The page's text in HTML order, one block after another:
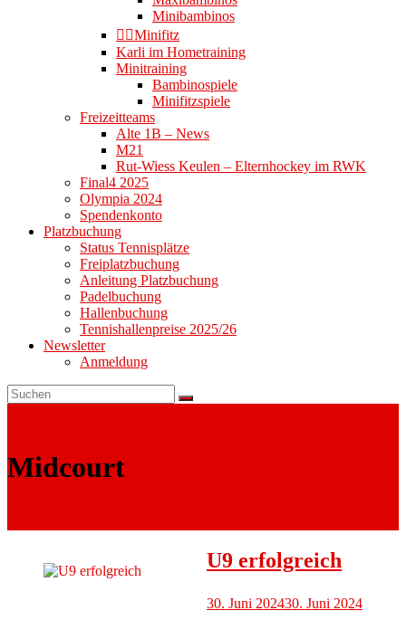
Minibambinos
👉🏻Minifitz
Karli im Hometraining
Minitraining
Bambinospiele
Minifitzspiele
Freizeitteams
Alte 1B – News
M21
Rut-Wiess Keulen – Elternhockey im RWK
Final4 2025
Olympia 2024
Spendenkonto
Platzbuchung
Status Tennisplätze
Freiplatzbuchung
Anleitung Platzbuchung
Padelbuchung
Hallenbuchung
Tennishallenpreise 2025/26
Newsletter
Anmeldung
Midcourt
U9 erfolgreich
30. Juni 202430. Juni 2024